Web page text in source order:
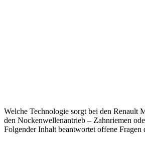
Welche Technologie sorgt bei den Renault
den Nockenwellenantrieb – Zahnriemen
Folgender Inhalt beantwortet offene Fragen